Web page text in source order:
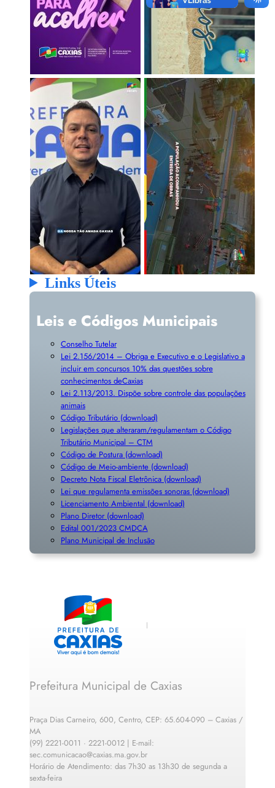
Links Úteis
Leis e Códigos Municipais
Conselho Tutelar
Lei 2.156/2014 – Obriga e Executivo e o Legislativo a
incluir em concursos 10% das questões sobre
conhecimentos deCaxias
Lei 2.113/2013. Dispõe sobre controle das populações
animais
Código Tributário (download)
Legislações que alteraram/regulamentam o Código
Tributário Municipal – CTM
Código de Postura (download)
Código de Meio-ambiente (download)
Decreto Nota Fiscal Eletrônica (download)
Lei que regulamenta emissões sonoras (download)
Licenciamento Ambiental (download)
Plano Diretor (download)
Edital 001/2023 CMDCA
Plano Municipal de Inclusão
Prefeitura Municipal de Caxias
Praça Dias Carneiro, 600, Centro, CEP: 65.604-090 – Caxias /
MA
(99) 2221-0011 · 2221-0012 | E-mail:
sec.comunicacao@caxias.ma.gov.br
Horário de Atendimento: das 7h30 as 13h30 de segunda a
sexta-feira